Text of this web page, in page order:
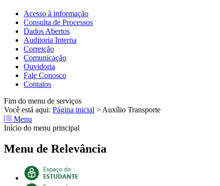
Acesso à informação
Consulta de Processos
Dados Abertos
Auditoria Interna
Correição
Comunicação
Ouvidoria
Fale Conosco
Contatos
Fim do menu de serviços
Você está aqui: Página inicial > Auxílio Transporte
Menu
Início do menu principal
Menu de Relevância